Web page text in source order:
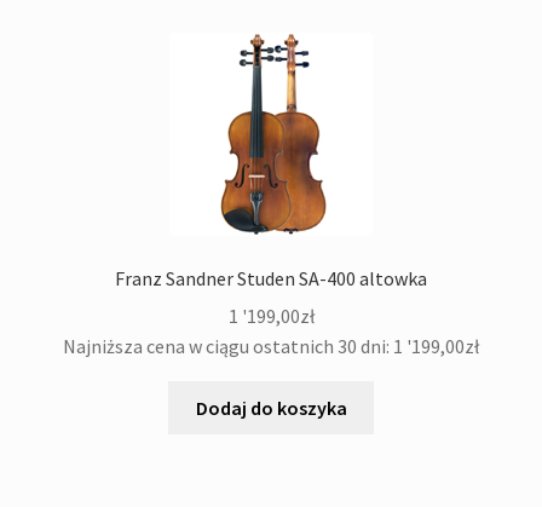
Franz Sandner Studen SA-400 altowka
1 '199,00zł
Najniższa cena w ciągu ostatnich 30 dni: 1 '199,00zł
Dodaj do koszyka